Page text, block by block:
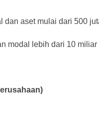
aset mulai dari 500
modal lebih dari 10